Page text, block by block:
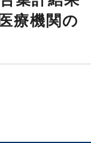
療機関の